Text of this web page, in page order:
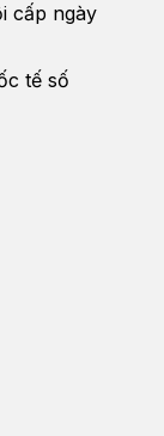
cấp ngày
tế số